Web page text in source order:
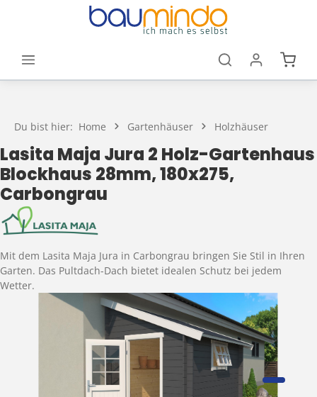
Zum Hauptinhalt springen
Du bist hier: Home Gartenhäuser Holzhäuser
Lasita Maja Jura 2 Holz-Gartenhaus
Blockhaus 28mm, 180x275,
Carbongrau
Mit dem Lasita Maja Jura in Carbongrau bringen Sie Stil in Ihren
Garten. Das Pultdach-Dach bietet idealen Schutz bei jedem
Wetter.
Bildergalerie überspringen